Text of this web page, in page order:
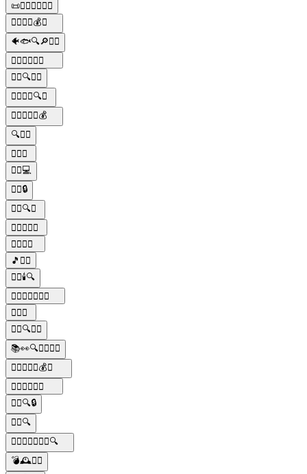
📜👨‍⚖️👩‍⚖️🕵️‍♂️
🕵️‍♂️🔫🚗💰👑
🐠🐟🔍🔎🕵️‍♂️
🕵️‍♂️🔫🍝🍷💼
🕵️‍♂️🔍👨‍⚖️
🕵️‍♂️🕵️‍♀️🔍🔫
🕵️‍♂️🔫🍝🍷💰
🔍🕵️‍♂️
🕵️‍♂️💔
🕵️‍♂️💻
🕵️‍♂️🔒
🕵️‍♂️🔍📝
🕵️‍♂️🕵️‍♀️🔎
🕵️‍♂️🚨👀
🎵🕵️‍♂️
🕵️‍♂️🕯️🔍
🕵️‍♂️👩‍👧‍👦🕵️‍♀️
🕵️‍♂️🤖
🕵️‍♀️🔍🕵️‍♂️
📚👀🔍🕵️‍♀️🕵️‍♂️
🕵️‍♂️🔫🍝🍷💰🚗
🕵️‍♂️🔫🍝🍷👑
🕵️‍♂️🔍🔒
🕵️‍♂️🔍
🕵️‍♂️👩‍👧‍👦🕵️‍♀️🔍
💣🕰️🕵️‍♂️